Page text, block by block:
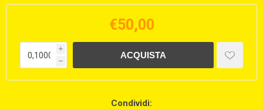
€50,00
i
h
Condividi: